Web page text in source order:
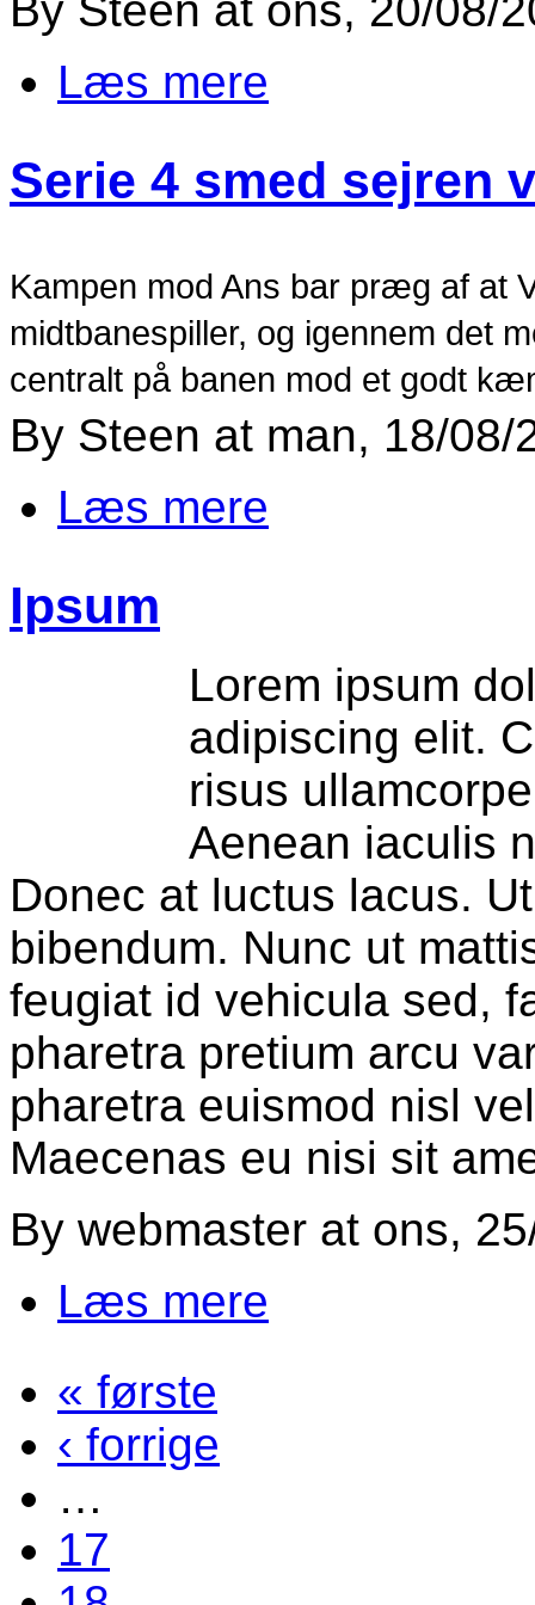
By Steen at ons, 20/08/
Læs mere
Serie 4 smed sejren
Kampen mod Ans bar præg af at
midtbanespiller, og igennem det
centralt på banen mod et godt
By Steen at man, 18/08/
Læs mere
Ipsum
Lorem ipsum
adipiscing elit.
risus
Aenean iaculis
Donec at luctus lacus.
bibendum. Nunc ut
feugiat id vehicula sed,
pharetra pretium arcu
pharetra euismod nisl
Maecenas eu nisi sit
By webmaster at ons,
Læs mere
Sider« første
‹ forrige
…
17